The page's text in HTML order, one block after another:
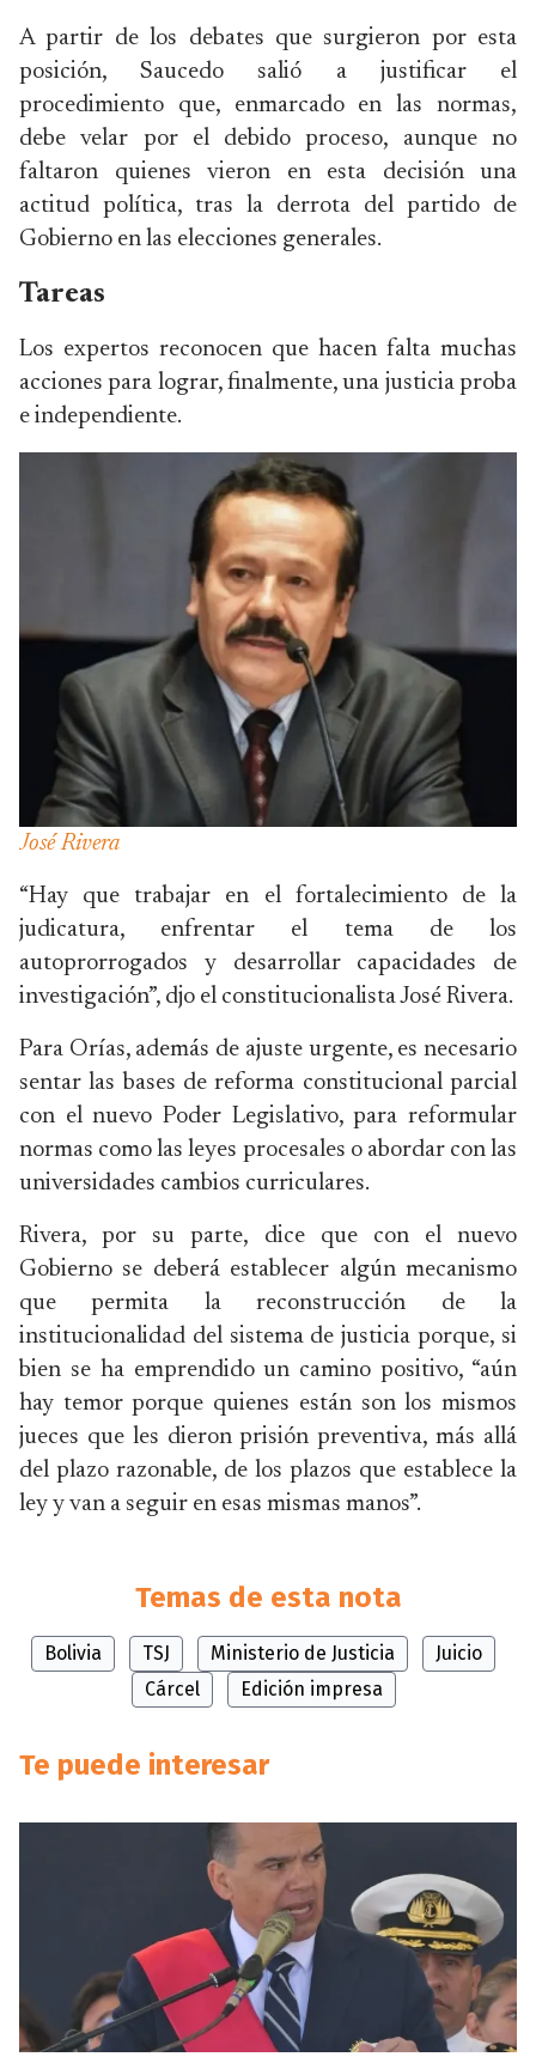
A partir de los debates que surgieron por esta
posición, Saucedo salió a justificar el
procedimiento que, enmarcado en las normas,
debe velar por el debido proceso, aunque no
faltaron quienes vieron en esta decisión una
actitud política, tras la derrota del partido de
Gobierno en las elecciones generales.
Tareas
Los expertos reconocen que hacen falta muchas
acciones para lograr, finalmente, una justicia proba
e independiente.
José Rivera
“Hay que trabajar en el fortalecimiento de la
judicatura, enfrentar el tema de los
autoprorrogados y desarrollar capacidades de
investigación”, djo el constitucionalista José Rivera.
Para Orías, además de ajuste urgente, es necesario
sentar las bases de reforma constitucional parcial
con el nuevo Poder Legislativo, para reformular
normas como las leyes procesales o abordar con las
universidades cambios curriculares.
Rivera, por su parte, dice que con el nuevo
Gobierno se deberá establecer algún mecanismo
que permita la reconstrucción de la
institucionalidad del sistema de justicia porque, si
bien se ha emprendido un camino positivo, “aún
hay temor porque quienes están son los mismos
jueces que les dieron prisión preventiva, más allá
del plazo razonable, de los plazos que establece la
ley y van a seguir en esas mismas manos”.
Temas de esta nota
Bolivia TSJ Ministerio de Justicia
Juicio
Cárcel
Edición impresa
Te puede interesar